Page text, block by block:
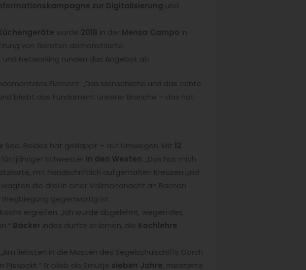
zur Digitalisierung und
wurde 2018 in der Mensa Campo in
von Geräten demonstrierte.
und Networking runden das Angebot ab.
Element: „Das Menschliche und das echte
bleibt das Fundament unserer Branche – das hat
See. Beides hat geklappt – auf Umwegen. Mit 12
Schwester in den Westen . „Das hat mich
mit handschriftlich aufgemalten Kreuzen und
die drei in einer Vollmondnacht an Bächen
gegenwärtig ist.
ergreifen: „Ich wurde abgelehnt, wegen des
Bäcker indes durfte er lernen, die Kochlehre
liebsten in die Masten des Segelschulschiffs Gorch
Pisspott.“ Er blieb als Smutje sieben Jahre, meisterte